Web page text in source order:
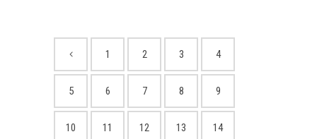
1 2 3 4
5 6 7 8 9
10 11 12 13 14